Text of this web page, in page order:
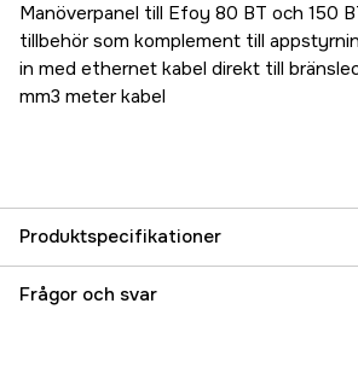
Manöverpanel till Efoy 80 BT och 150
tillbehör som komplement till
in med ethernet kabel direkt till
mm3 meter kabel
Produktspecifikationer
Referensnummer
Frågor och svar